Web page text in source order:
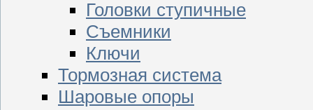
Головки ступичные
Съемники
Ключи
Тормозная система
Шаровые опоры